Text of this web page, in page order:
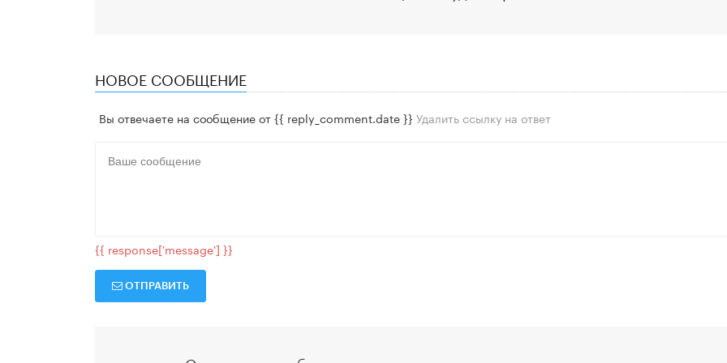
НОВОЕ СООБЩЕНИЕ
Вы отвечаете на сообщение от{{ reply_comment.date }} Удалить ссылку на ответ
{{ response['message'] }}
ОТПРАВИТЬ